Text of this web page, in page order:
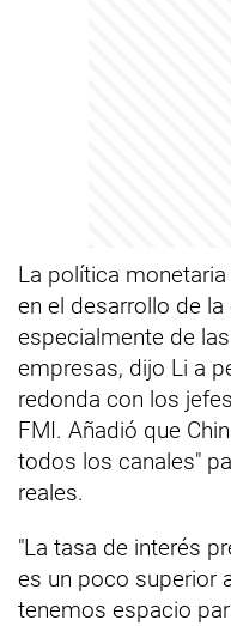
La política
en el desarrollo de
especialmente de
empresas, dijo Li a
redonda con los
FMI. Añadió que
todos los canales"
reales.
"La tasa de interés
es un poco superior
tenemos espacio